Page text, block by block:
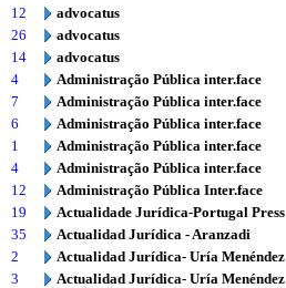
12
advocatus
26
advocatus
14
advocatus
4
Administração Pública inter.face
7
Administração Pública inter.face
6
Administração Pública inter.face
1
Administração Pública inter.face
4
Administração Pública inter.face
12
Administração Pública Inter.face
19
Actualidade Jurídica-Portugal Press
35
Actualidad Jurídica - Aranzadi
2
Actualidad Jurídica- Uría Menéndez
3
Actualidad Jurídica- Uría Menéndez